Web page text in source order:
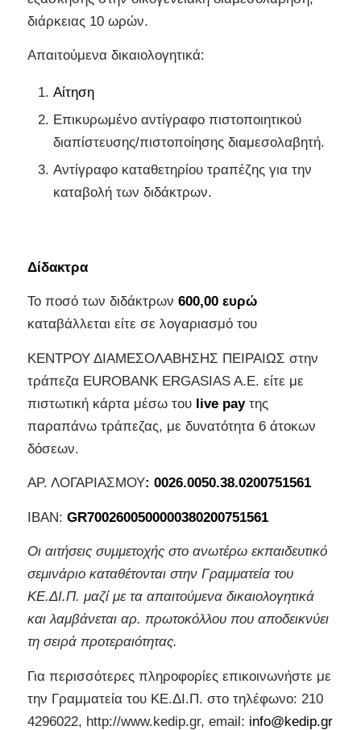
διάρκειας 10 ωρών.
Απαιτούμενα δικαιολογητικά:
Αίτηση
Επικυρωμένο αντίγραφο πιστοποιητικού
διαπίστευσης/πιστοποίησης διαμεσολαβητή.
Αντίγραφο καταθετηρίου τραπέζης για την
καταβολή των διδάκτρων.
Δίδακτρα
Το ποσό των διδάκτρων 600,00 ευρώ
καταβάλλεται είτε σε λογαριασμό του
ΚΕΝΤΡΟΥ ΔΙΑΜΕΣΟΛΑΒΗΣΗΣ ΠΕΙΡΑΙΩΣ στην
τράπεζα EUROBANK ERGASIAS A.E. είτε με
πιστωτική κάρτα μέσω του live payτης
παραπάνω τράπεζας, με δυνατότητα 6 άτοκων
δόσεων.
AΡ. ΛΟΓΑΡΙΑΣΜΟΥ: 0026.0050.38.0200751561
IBAN: GR7002600500000380200751561
Οι αιτήσεις συμμετοχής στο ανωτέρω εκπαιδευτικό
σεμινάριο καταθέτονται στην Γραμματεία του
ΚΕ.ΔΙ.Π. μαζί με τα απαιτούμενα δικαιολογητικά
και λαμβάνεται αρ. πρωτοκόλλου που αποδεικνύει
τη σειρά προτεραιότητας.
Για περισσότερες πληροφορίες επικοινωνήστε με
την Γραμματεία του ΚΕ.ΔΙ.Π. στο τηλέφωνο: 210
4296022, http://www.kedip.gr, email: info@kedip.gr